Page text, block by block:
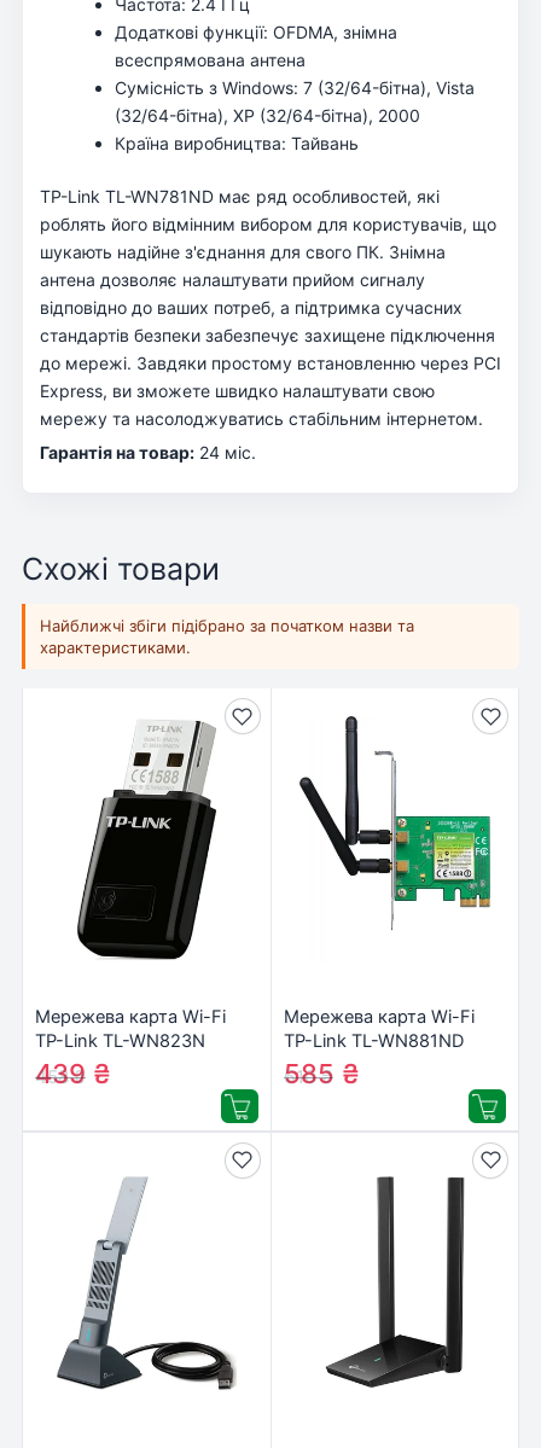
Додаткові функції: OFDMA, знімна
всеспрямована антена
Сумісність з Windows: 7 (32/64-бітна), Vista
(32/64-бітна), XP (32/64-бітна), 2000
Країна виробництва: Тайвань
TP-Link TL-WN781ND має ряд особливостей, які
роблять його відмінним вибором для користувачів, що
шукають надійне з'єднання для свого ПК. Знімна
антена дозволяє налаштувати прийом сигналу
відповідно до ваших потреб, а підтримка сучасних
стандартів безпеки забезпечує захищене підключення
до мережі. Завдяки простому встановленню через PCI
Express, ви зможете швидко налаштувати свою
мережу та насолоджуватись стабільним інтернетом.
Гарантія на товар: 24 міс.
Схожі товари
Найближчі збіги підібрано за початком назви та
характеристиками.
Мережева карта Wi-Fi
TP-Link TL-WN823N
458₴
439 ₴
Мережева карта Wi-Fi
TP-Link TL-WN881ND
610₴
585 ₴